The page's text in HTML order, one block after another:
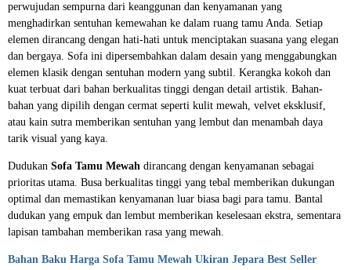
perwujudan sempurna dari keanggunan dan kenyamanan yang
menghadirkan sentuhan kemewahan ke dalam ruang tamu Anda. Setiap
elemen dirancang dengan hati-hati untuk menciptakan suasana yang elegan
dan bergaya. Sofa ini dipersembahkan dalam desain yang menggabungkan
elemen klasik dengan sentuhan modern yang subtil. Kerangka kokoh dan
kuat terbuat dari bahan berkualitas tinggi dengan detail artistik. Bahan-
bahan yang dipilih dengan cermat seperti kulit mewah, velvet eksklusif,
atau kain sutra memberikan sentuhan yang lembut dan menambah daya
tarik visual yang kaya.
Dudukan Sofa Tamu Mewah dirancang dengan kenyamanan sebagai
prioritas utama. Busa berkualitas tinggi yang tebal memberikan dukungan
optimal dan memastikan kenyamanan luar biasa bagi para tamu. Bantal
dudukan yang empuk dan lembut memberikan keselesaan ekstra, sementara
lapisan tambahan memberikan rasa yang mewah.
Bahan Baku Harga Sofa Tamu Mewah Ukiran Jepara Best Seller